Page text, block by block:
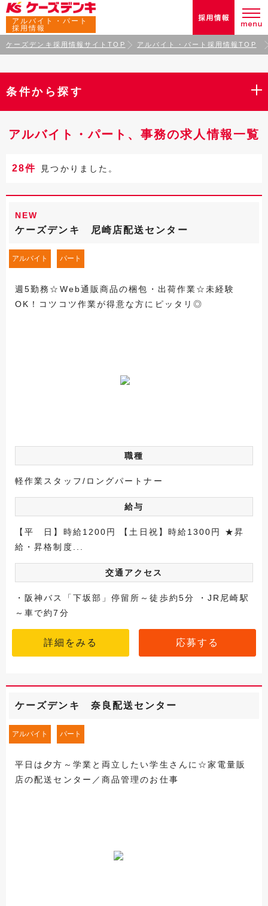
アルバイト・パート
採用情報
ケーズデンキ採用情報サイトTOP アルバイト・パート採用情報TOP
条件から探す
アルバイト・パート、事務の求人情報一覧
28件 見つかりました。
NEW
ケーズデンキ 尼崎店配送センター
アルバイト パート
週5勤務☆Web通販商品の梱包・出荷作業☆未経験
OK！コツコツ作業が得意な方にピッタリ◎
職種
軽作業スタッフ/ロングパートナー
給与
【平 日】時給1200円 【土日祝】時給1300円 ★昇
給・昇格制度...
交通アクセス
・阪神バス「下坂部」停留所～徒歩約5分 ・JR尼崎駅
～車で約7分
詳細をみる 応募する
ケーズデンキ 奈良配送センター
アルバイト パート
平日は夕方～学業と両立したい学生さんに☆家電量販
店の配送センター／商品管理のお仕事